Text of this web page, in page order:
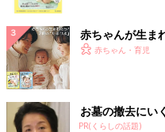
赤ちゃんが生ま
赤ちゃん・育児
お墓の撤去にい
PR(くらしの話題)